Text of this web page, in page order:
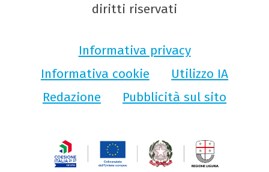
diritti riservati
Informativa privacy
Informativa cookie
Utilizzo IA
Redazione
Pubblicità sul sito